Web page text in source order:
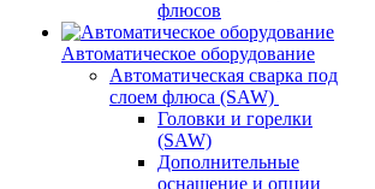
флюсов
Автоматическое оборудование
Автоматическая сварка под
слоем флюса (SAW)
Головки и горелки
(SAW)
Дополнительные
оснащение и опции